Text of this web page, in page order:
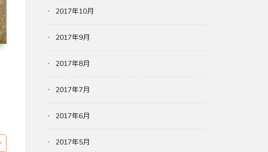
2017年10月
2017年9月
2017年8月
2017年7月
2017年6月
2017年5月